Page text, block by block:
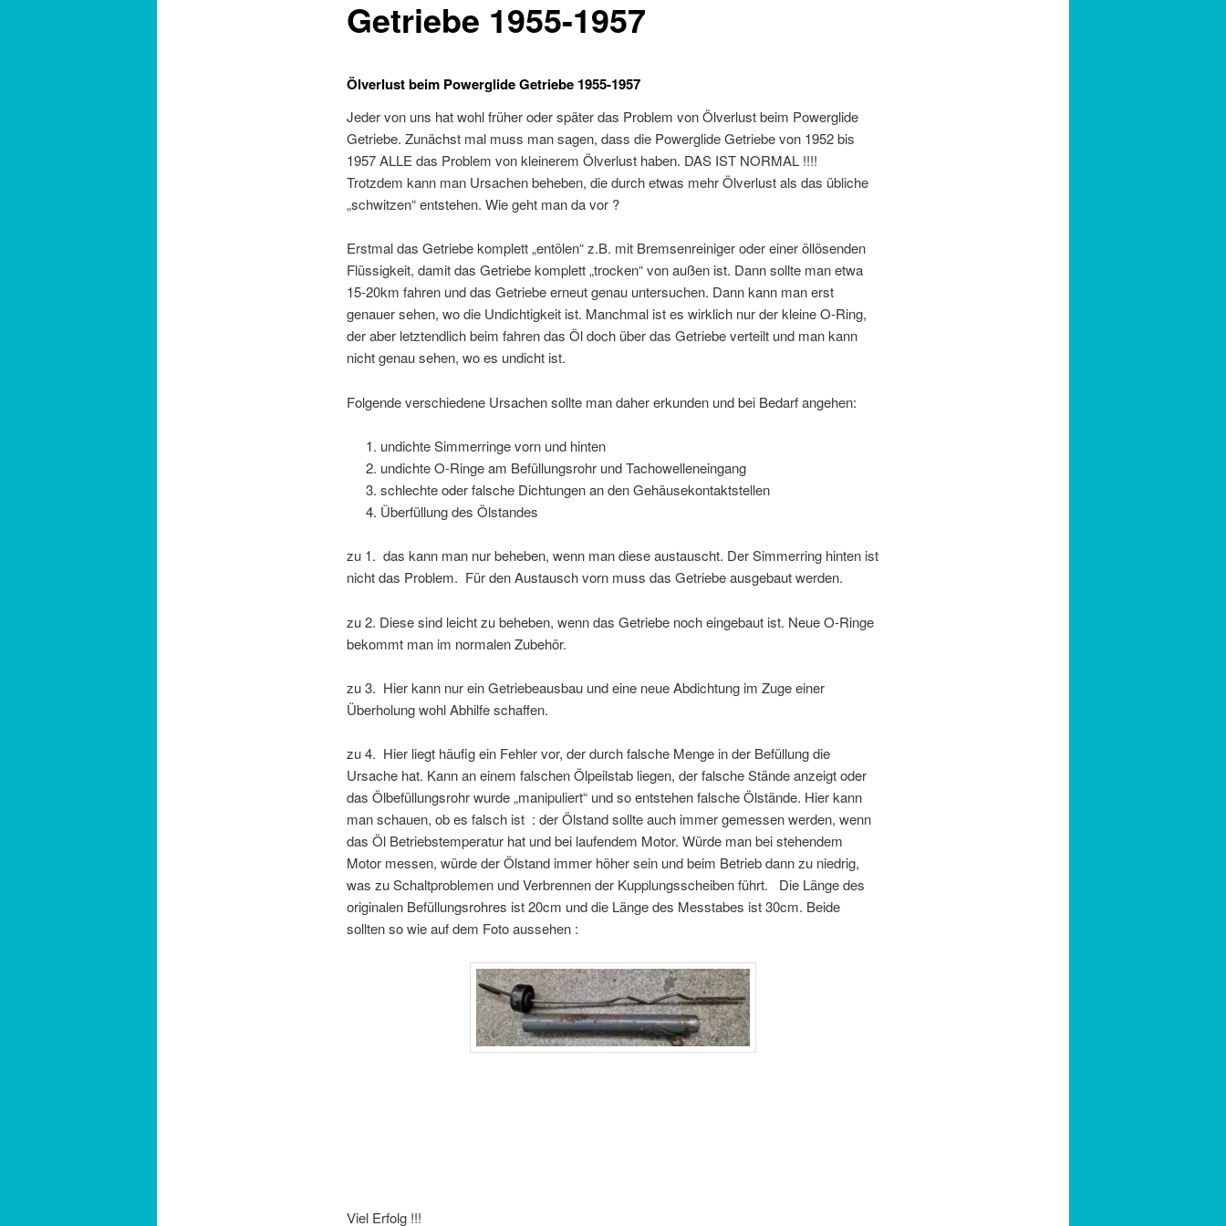
Getriebe 1955-1957
Ölverlust beim Powerglide Getriebe 1955-1957
Jeder von uns hat wohl früher oder später das Problem von Ölverlust beim Powerglide
Getriebe. Zunächst mal muss man sagen, dass die Powerglide Getriebe von 1952 bis
1957 ALLE das Problem von kleinerem Ölverlust haben. DAS IST NORMAL !!!!
Trotzdem kann man Ursachen beheben, die durch etwas mehr Ölverlust als das übliche
„schwitzen“ entstehen. Wie geht man da vor ?
Erstmal das Getriebe komplett „entölen“ z.B. mit Bremsenreiniger oder einer öllösenden
Flüssigkeit, damit das Getriebe komplett „trocken“ von außen ist. Dann sollte man etwa
15-20km fahren und das Getriebe erneut genau untersuchen. Dann kann man erst
genauer sehen, wo die Undichtigkeit ist. Manchmal ist es wirklich nur der kleine O-Ring,
der aber letztendlich beim fahren das Öl doch über das Getriebe verteilt und man kann
nicht genau sehen, wo es undicht ist.
Folgende verschiedene Ursachen sollte man daher erkunden und bei Bedarf angehen:
undichte Simmerringe vorn und hinten
undichte O-Ringe am Befüllungsrohr und Tachowelleneingang
schlechte oder falsche Dichtungen an den Gehäusekontaktstellen
Überfüllung des Ölstandes
zu 1. das kann man nur beheben, wenn man diese austauscht. Der Simmerring hinten ist
nicht das Problem. Für den Austausch vorn muss das Getriebe ausgebaut werden.
zu 2. Diese sind leicht zu beheben, wenn das Getriebe noch eingebaut ist. Neue O-Ringe
bekommt man im normalen Zubehör.
zu 3. Hier kann nur ein Getriebeausbau und eine neue Abdichtung im Zuge einer
Überholung wohl Abhilfe schaffen.
zu 4. Hier liegt häufig ein Fehler vor, der durch falsche Menge in der Befüllung die
Ursache hat. Kann an einem falschen Ölpeilstab liegen, der falsche Stände anzeigt oder
das Ölbefüllungsrohr wurde „manipuliert“ und so entstehen falsche Ölstände. Hier kann
man schauen, ob es falsch ist : der Ölstand sollte auch immer gemessen werden, wenn
das Öl Betriebstemperatur hat und bei laufendem Motor. Würde man bei stehendem
Motor messen, würde der Ölstand immer höher sein und beim Betrieb dann zu niedrig,
was zu Schaltproblemen und Verbrennen der Kupplungsscheiben führt. Die Länge des
originalen Befüllungsrohres ist 20cm und die Länge des Messtabes ist 30cm. Beide
sollten so wie auf dem Foto aussehen :
Viel Erfolg !!!